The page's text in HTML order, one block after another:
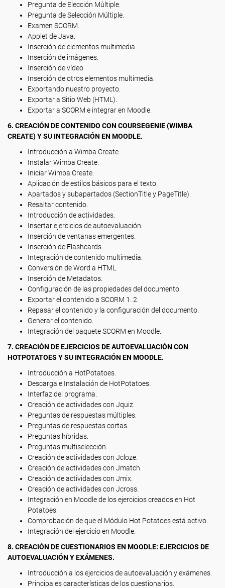
Pregunta de Elección Múltiple.
Pregunta de Selección Múltiple.
Examen SCORM.
Applet de Java.
Inserción de elementos multimedia.
Inserción de imágenes.
Inserción de vídeo.
Inserción de otros elementos multimedia.
Exportando nuestro proyecto.
Exportar a Sitio Web (HTML).
Exportar a SCORM e integrar en Moodle.
6. CREACIÓN DE CONTENIDO CON COURSEGENIE (WIMBA
CREATE) Y SU INTEGRACIÓN EN MOODLE.
Introducción a Wimba Create.
Instalar Wimba Create.
Iniciar Wimba Create.
Aplicación de estilos básicos para el texto.
Apartados y subapartados (SectionTitle y PageTitle).
Resaltar contenido.
Introducción de actividades.
Insertar ejercicios de autoevaluación.
Inserción de ventanas emergentes.
Inserción de Flashcards.
Integración de contenido multimedia.
Conversión de Word a HTML.
Inserción de Metadatos.
Configuración de las propiedades del documento.
Exportar el contenido a SCORM 1. 2.
Repasar el contenido y la configuración del documento.
Generar el contenido.
Integración del paquete SCORM en Moodle.
7. CREACIÓN DE EJERCICIOS DE AUTOEVALUACIÓN CON
HOTPOTATOES Y SU INTEGRACIÓN EN MOODLE.
Introducción a HotPotatoes.
Descarga e Instalación de HotPotatoes.
Interfaz del programa.
Creación de actividades con Jquiz.
Preguntas de respuestas múltiples.
Preguntas de respuestas cortas.
Preguntas híbridas.
Preguntas multiselección.
Creación de actividades con Jcloze.
Creación de actividades con Jmatch.
Creación de actividades con Jmix.
Creación de actividades con Jcross.
Integración en Moodle de los ejercicios creados en Hot
Potatoes.
Comprobación de que el Módulo Hot Potatoes está activo.
Integración del ejercicio en Moodle.
8. CREACIÓN DE CUESTIONARIOS EN MOODLE: EJERCICIOS DE
AUTOEVALUACIÓN Y EXÁMENES.
Introducción a los ejercicios de autoevaluación y exámenes.
Principales características de los cuestionarios.